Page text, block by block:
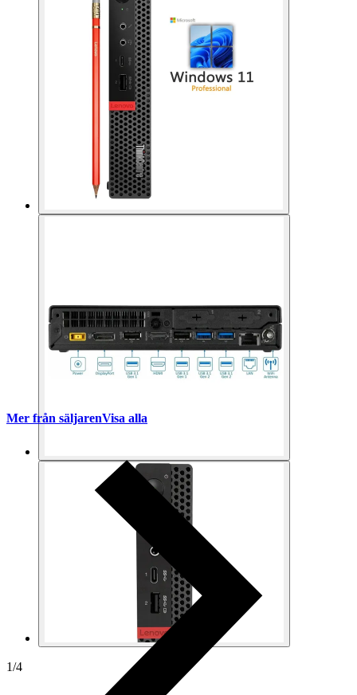
1/4
Mer från säljarenVisa alla